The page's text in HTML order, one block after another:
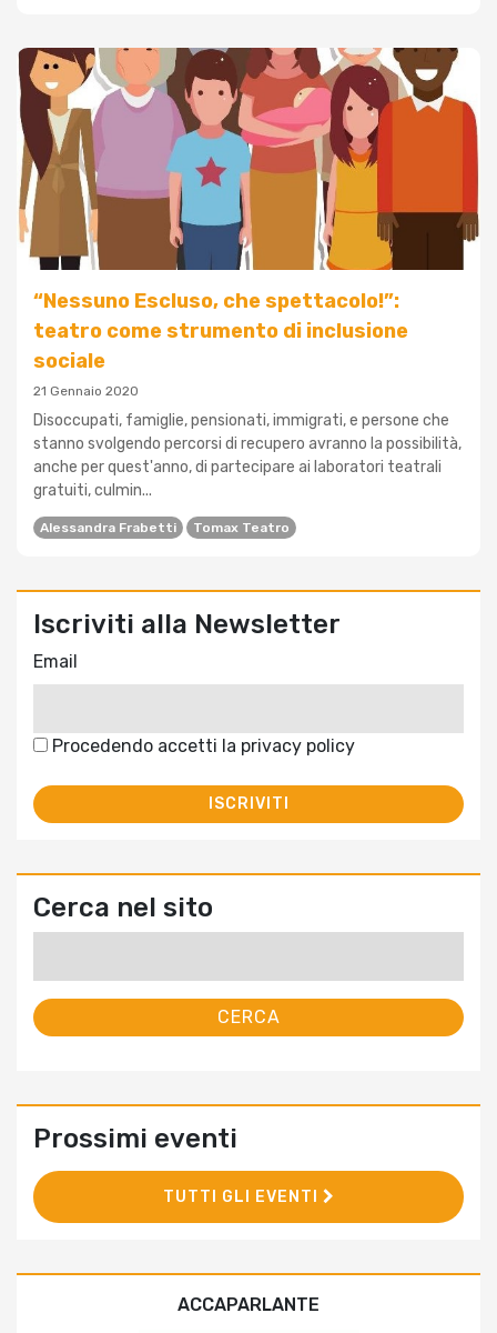
“Nessuno Escluso, che spettacolo!”:
teatro come strumento di inclusione
sociale
21 Gennaio 2020
Disoccupati, famiglie, pensionati, immigrati, e persone che
stanno svolgendo percorsi di recupero avranno la possibilità,
anche per quest'anno, di partecipare ai laboratori teatrali
gratuiti, culmin...
Alessandra Frabetti Tomax Teatro
Iscriviti alla Newsletter
Email
Procedendo accetti la privacy policy
Cerca nel sito
Prossimi eventi
TUTTI GLI EVENTI
ACCAPARLANTE